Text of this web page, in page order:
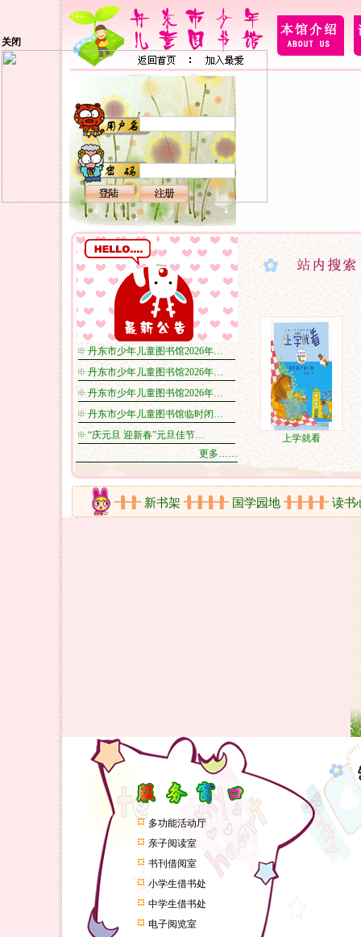
关闭
丹东市少年儿童图书馆2026年…
丹东市少年儿童图书馆2026年…
丹东市少年儿童图书馆2026年…
丹东市少年儿童图书馆临时闭…
“庆元旦 迎新春”元旦佳节…
更多……
上学就看
在线视频 新书架 国学园地 读书心得
多功能活动厅
亲子阅读室
书刊借阅室
小学生借书处
中学生借书处
电子阅览室